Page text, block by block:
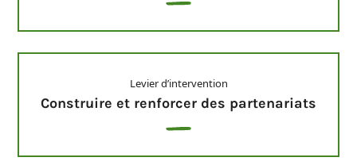
Levier d’intervention
Construire et renforcer des partenariats